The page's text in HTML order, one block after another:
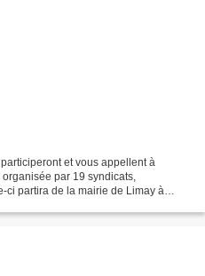
et vous appellent à
par 19 syndicats,
ci partira de la mairie de Limay à